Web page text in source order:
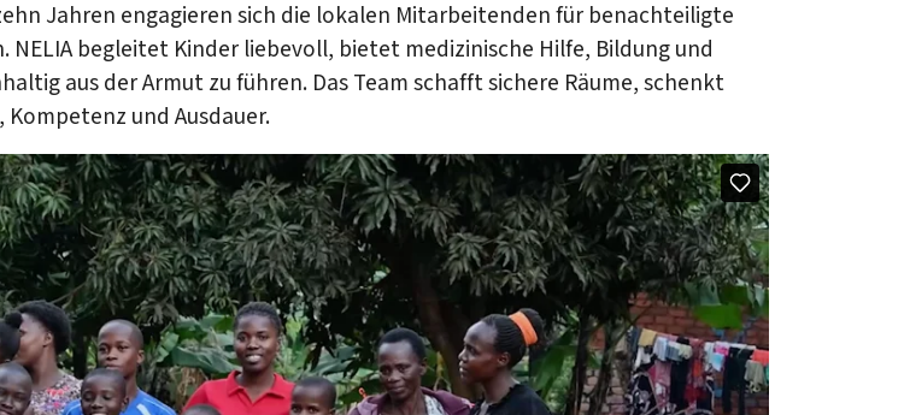
Jahren engagieren sich die lokalen Mitarbeitenden für benachteiligte
begleitet Kinder liebevoll, bietet medizinische Hilfe, Bildung und
aus der Armut zu führen. Das Team schafft sichere Räume, schenkt
und Ausdauer.